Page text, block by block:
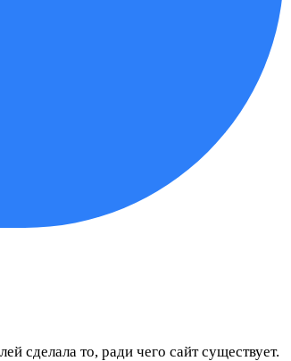
сделала то, ради чего сайт существует.